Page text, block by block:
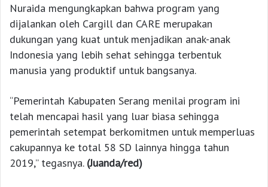
Nuraida mengungkapkan bahwa program yang
dijalankan oleh Cargill dan CARE merupakan
dukungan yang kuat untuk menjadikan anak-anak
Indonesia yang lebih sehat sehingga terbentuk
manusia yang produktif untuk bangsanya.
“Pemerintah Kabupaten Serang menilai program ini
telah mencapai hasil yang luar biasa sehingga
pemerintah setempat berkomitmen untuk memperluas
cakupannya ke total 58 SD lainnya hingga tahun
2019,” tegasnya. (Juanda/red)